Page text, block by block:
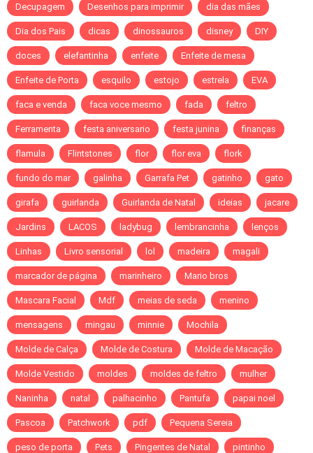
Decupagem Desenhos para imprimir dia das mães
Dia dos Pais dicas dinossauros disney DIY
doces elefantinha enfeite Enfeite de mesa
Enfeite de Porta esquilo estojo estrela EVA
faca e venda faca voce mesmo fada feltro
Ferramenta festa aniversario festa junina finanças
flamula Flintstones flor flor eva flork
fundo do mar galinha Garrafa Pet gatinho gato
girafa guirlanda Guirlanda de Natal ideias jacare
Jardins LACOS ladybug lembrancinha lenços
Linhas Livro sensorial lol madeira magali
marcador de página marinheiro Mario bros
Mascara Facial Mdf meias de seda menino
mensagens mingau minnie Mochila
Molde de Calça Molde de Costura Molde de Macação
Molde Vestido moldes moldes de feltro mulher
Naninha natal palhacinho Pantufa papai noel
Pascoa Patchwork pdf Pequena Sereia
peso de porta Pets Pingentes de Natal pintinho